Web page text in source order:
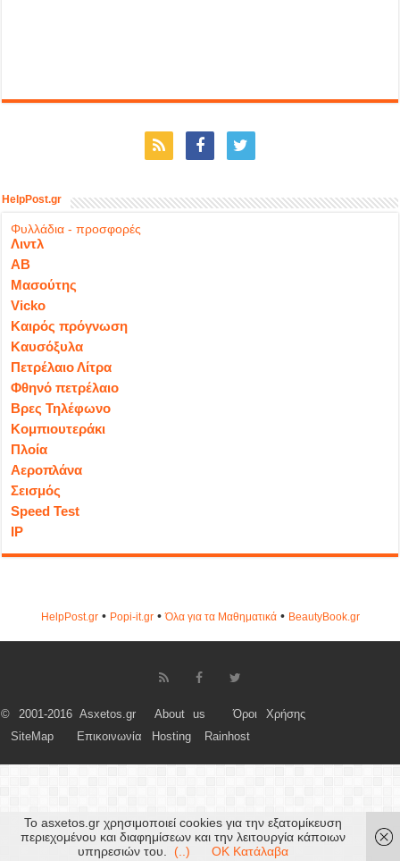
HelpPost.gr
Φυλλάδια - προσφορές
Λιντλ
ΑΒ
Μασούτης
Vicko
Καιρός πρόγνωση
Καυσόξυλα
Πετρέλαιο Λίτρα
Φθηνό πετρέλαιο
Βρες Τηλέφωνο
Κομπιουτεράκι
Πλοία
Αεροπλάνα
Σεισμός
Speed Test
IP
HelpPost.gr• Popi-it.gr•Όλα για τα Μαθηματικά• ΒeautyΒook.gr
© 2001-2016 Asxetos.gr About us
Όροι Χρήσης
SiteMap
Επικοινωνία Hosting Rainhost
Το asxetos.gr χρησιμοποιεί cookies για την εξατομίκευση
περιεχομένου και διαφημίσεων και την λειτουργία κάποιων
υπηρεσιών του.
(..) OK Κατάλαβα